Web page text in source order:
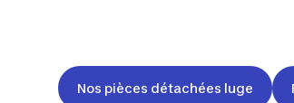
Nos pièces détachées luge